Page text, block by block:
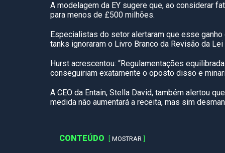
A modelagem da EY sugere que, ao considerar
para menos de £500 milhões.
Especialistas do setor alertaram que esse
tanks ignoraram o Livro Branco da Revisão da
Hurst acrescentou: “Regulamentações
conseguiriam exatamente o oposto disso e
A CEO da Entain, Stella David, também alertou
medida não aumentará a receita, mas sim
CONTEÚDO MOSTRAR